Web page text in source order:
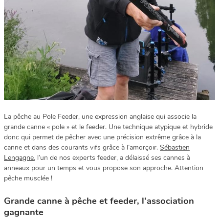
La pêche au Pole Feeder, une expression anglaise qui associe la
grande canne « pole » et le feeder. Une technique atypique et hybride
donc qui permet de pêcher avec une précision extrême grâce à la
canne et dans des courants vifs grâce à l’amorçoir. Sébastien
Lengagne, l’un de nos experts feeder, a délaissé ses cannes à
anneaux pour un temps et vous propose son approche. Attention
pêche musclée !
Grande canne à pêche et feeder, l’association
gagnante